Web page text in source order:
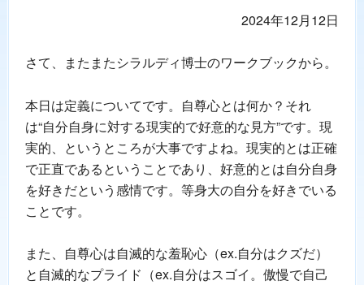
2024年12月12日
さて、またまたシラルディ博士のワークブックから。
本日は定義についてです。自尊心とは何か？それ
は“自分自身に対する現実的で好意的な見方”です。現
実的、というところが大事ですよね。現実的とは正確
で正直であるということであり、好意的とは自分自身
を好きだという感情です。等身大の自分を好きでいる
ことです。
また、自尊心は自滅的な羞恥心（ex.自分はクズだ）
と自滅的なプライド（ex.自分はスゴイ。傲慢で自己